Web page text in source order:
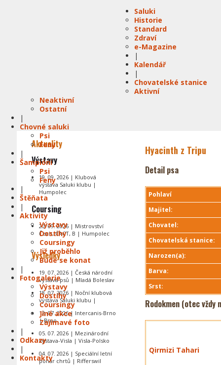
Saluki
Historie
Standard
Zdraví
e-Magazine
|
Kalendář
|
Chovatelské stanice
Aktivní
Neaktivní
Ostatní
|
Chovné saluki
Psi
Feny
|
Šampióni
Psi
Feny
|
Štěňata
|
Aktivity
Výstavy
Dostihy
Coursingy
Již proběhlo
Bude se konat
|
Fotogalerie
Výstavy
Dostihy
Coursingy
Jiné akce
Zajímavé foto
|
Odkazy
|
Kontakty
Hyacinth z Tripu
Detail psa
Pohlaví
Majitel:
Chovatel:
Chovatelská stanice:
Narozen(a):
Barva:
Srst:
Rodokmen (otec vždy
Qirmizi Tahari
Aktuality
Výstavy
19. 09. 2026 | Klubová
výstava Saluki klubu |
Humpolec
Coursing
20. 09. 2026 | Mistrovství
Čech, CACT, B | Humpolec
Výsledky
19. 07. 2026 | Česká národní
výstava psů | Mladá Boleslav
18. 07. 2026 | Noční klubová
výstava Saluki klubu |
12. 07. 2026 | Intercanis-Brno
| Brno
05. 07. 2026 | Mezinárodní
výstava-Visla | Visla-Polsko
04. 07. 2026 | Speciální letní
pohár chrtů | Rifferswil